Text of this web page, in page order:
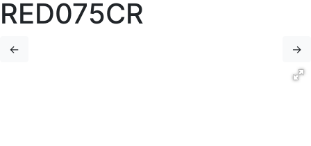
RED075CR
← →